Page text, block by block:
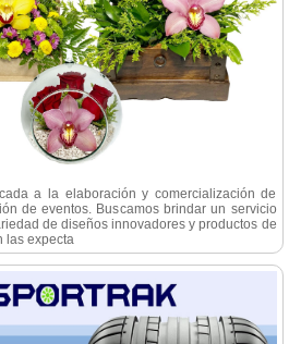
a la elaboración y comercialización de
de eventos. Buscamos brindar un servicio
de diseños innovadores y productos de
las expecta